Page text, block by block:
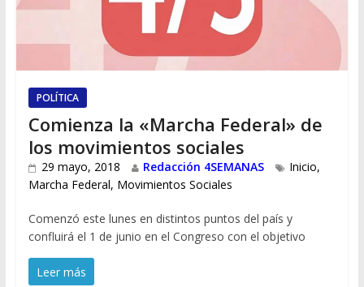
POLÍTICA
Comienza la «Marcha Federal» de
los movimientos sociales
29 mayo, 2018 Redacción 4SEMANAS Inicio,
Marcha Federal, Movimientos Sociales
Comenzó este lunes en distintos puntos del país y
confluirá el 1 de junio en el Congreso con el objetivo
Leer más